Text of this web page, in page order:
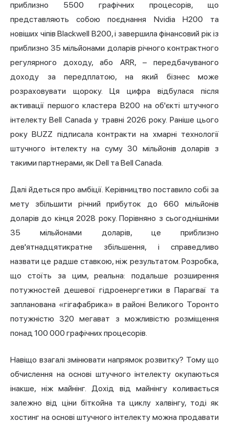
приблизно 5500 графічних процесорів, що
представляють собою поєднання Nvidia H200 та
новіших чіпів Blackwell B200, і завершила фінансовий рік із
приблизно 35 мільйонами доларів річного контрактного
регулярного доходу, або ARR, – передбачуваного
доходу за передплатою, на який бізнес може
розраховувати щороку. Ця цифра відбулася після
активації першого кластера B200 на об'єкті штучного
інтелекту Bell Canada у травні 2026 року. Раніше цього
року BUZZ підписала контракти на хмарні технології
штучного інтелекту на суму 30 мільйонів доларів з
такими партнерами, як Dell та Bell Canada.
Далі йдеться про амбіції. Керівництво поставило собі за
мету збільшити річний прибуток до 660 мільйонів
доларів до кінця 2028 року. Порівняно з сьогоднішніми
35 мільйонами доларів, це приблизно
дев'ятнадцятикратне збільшення, і справедливо
назвати це радше ставкою, ніж результатом. Розробка,
що стоїть за цим, реальна: подальше розширення
потужностей дешевої гідроенергетики в Парагваї та
запланована «гігафабрика» в районі Великого Торонто
потужністю 320 мегават з можливістю розміщення
понад 100 000 графічних процесорів.
Навіщо взагалі змінювати напрямок розвитку? Тому що
обчислення на основі штучного інтелекту окупаються
інакше, ніж майнінг. Дохід від майнінгу коливається
залежно від ціни біткойна та циклу халвінгу, тоді як
хостинг на основі штучного інтелекту можна продавати